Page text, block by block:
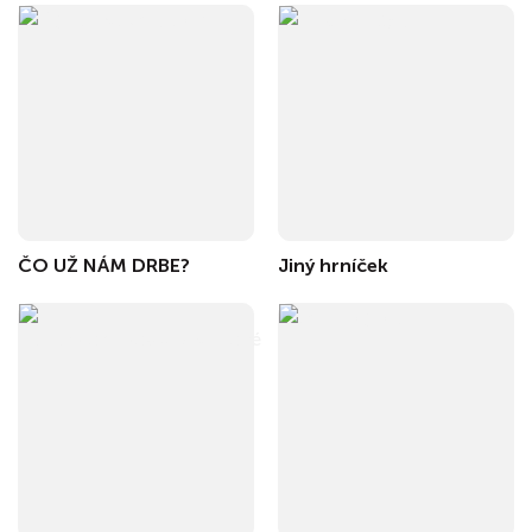
ČO UŽ NÁM DRBE? Jiný hrníček